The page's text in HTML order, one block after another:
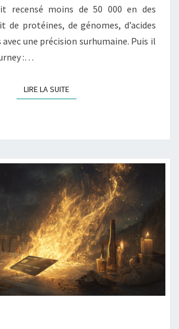
recensé moins de 50 000 en des
de protéines, de génomes, d’acides
avec une précision surhumaine. Puis il
:…
LIRE LA SUITELIRE LA SUITE